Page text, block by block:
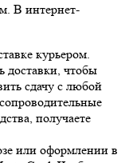
В интернет-
курьером.
доставки, чтобы
сдачу с любой
получаете
или оформлении в